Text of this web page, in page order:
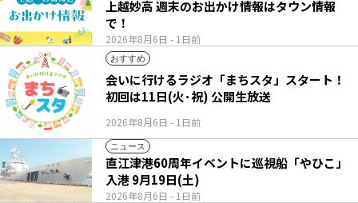
2026年8月6日 - 1日前
上越妙高 週末のお出かけ情報はタウン情報
で！
おすすめ
2026年8月6日 - 1日前
会いに行けるラジオ「まちスタ」スタート！
初回は11日(火･祝) 公開生放送
ニュース
2026年8月6日 - 1日前
直江津港60周年イベントに巡視船「やひこ」
入港 9月19日(土)